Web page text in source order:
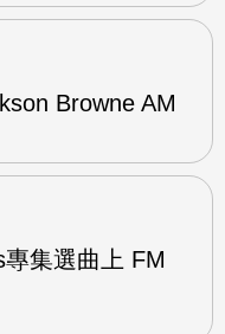
Browne AM
集選曲上 FM